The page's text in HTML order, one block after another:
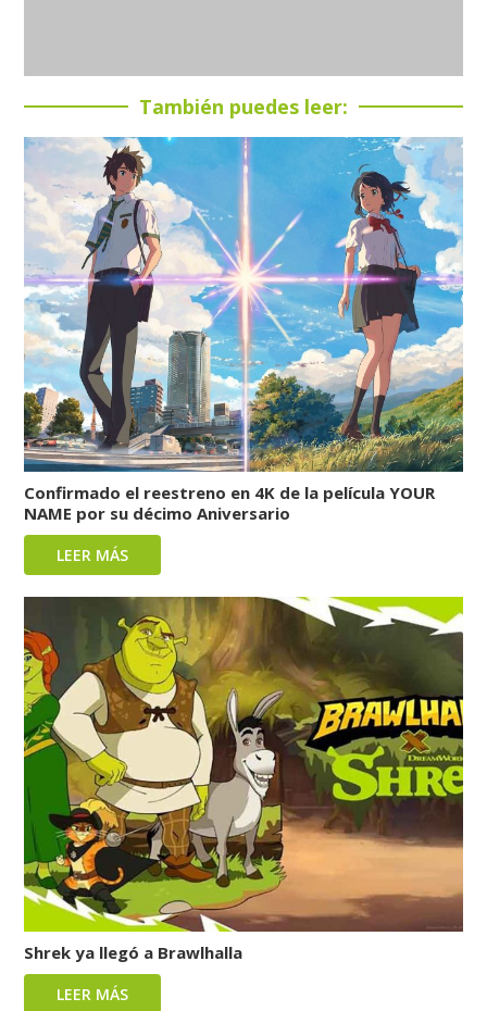
También puedes leer:
Confirmado el reestreno en 4K de la película YOUR
NAME por su décimo Aniversario
LEER MÁS
Shrek ya llegó a Brawlhalla
LEER MÁS